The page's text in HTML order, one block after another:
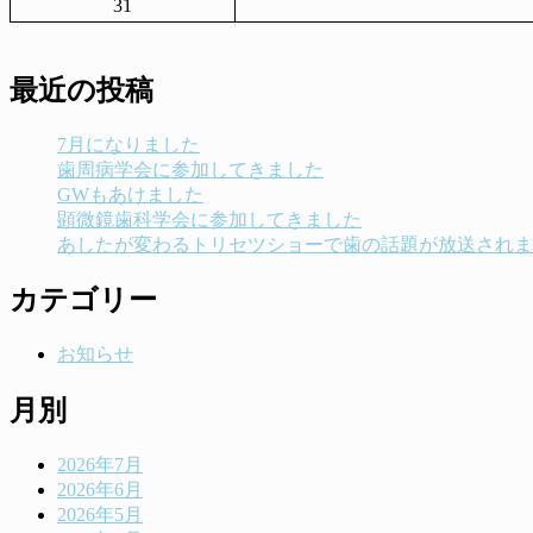
31
最近の投稿
7月になりました
歯周病学会に参加してきました
GWもあけました
顕微鏡歯科学会に参加してきました
あしたが変わるトリセツショーで歯の話題が放送されま
カテゴリー
お知らせ
月別
2026年7月
2026年6月
2026年5月